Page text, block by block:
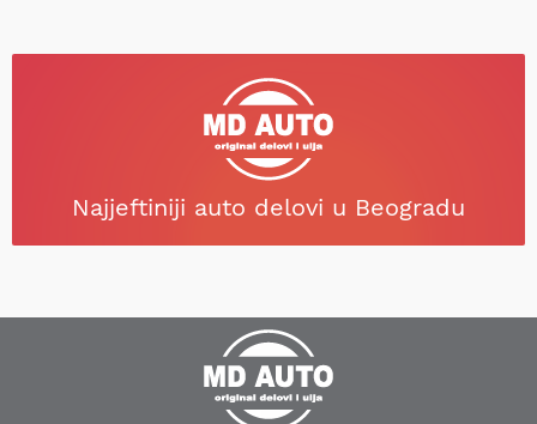
Najjeftiniji auto delovi u Beogradu